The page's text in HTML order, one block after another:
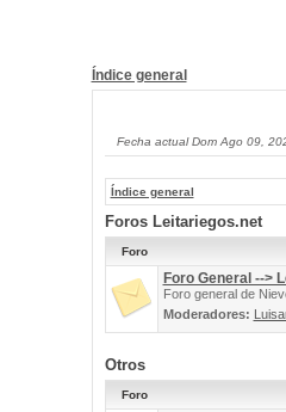
Índice general
Fecha actual Dom Ago 09,
Índice general
Foros Leitariegos.net
Foro
Foro General -->
Foro general de
Moderadores:
Otros
Foro